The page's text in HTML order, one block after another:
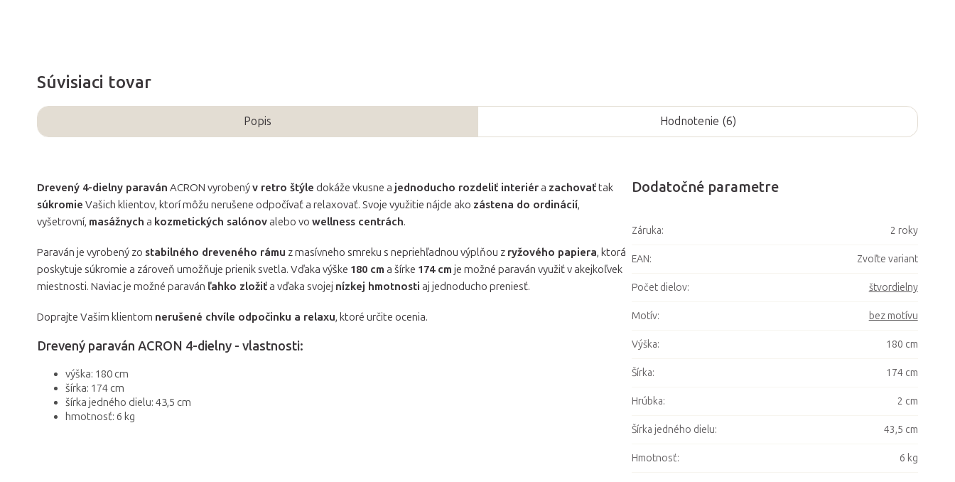
Súvisiaci tovar
Popis Hodnotenie (6)
Drevený 4-dielny paraván ACRON vyrobenýv retro štýle dokáže vkusne a jednoducho rozdeliť interiéra zachovaťtak
súkromie Vašich klientov, ktorí môžu nerušene odpočívať a relaxovať. Svoje využitie nájde ako zástena do ordinácií,
vyšetrovní, masážnych a kozmetických salónovalebo vo wellness centrách.
Paraván je vyrobený zo stabilného dreveného rámu z masívneho smreku s nepriehľadnou výplňou z ryžového papiera, ktorá
poskytuje súkromie a zároveň umožňuje prienik svetla. Vďaka výške 180 cm a šírke 174 cm je možné paraván využiť v akejkoľvek
miestnosti. Naviac je možné paraván ľahko zložiťa vďaka svojej nízkej hmotnosti aj jednoducho preniesť.
Doprajte Vašim klientom nerušené chvíle odpočinku a relaxu, ktoré určite ocenia.
Drevený paraván ACRON 4-dielny - vlastnosti:
výška: 180 cm
šírka: 174 cm
šírka jedného dielu: 43,5 cm
hmotnosť: 6 kg
Dodatočné parametre
Záruka: 2 roky
EAN: Zvoľte variant
Počet dielov: štvordielny
Motív: bez motívu
Výška: 180 cm
Šírka: 174 cm
Hrúbka: 2 cm
Šírka jedného dielu: 43,5 cm
Hmotnosť: 6 kg